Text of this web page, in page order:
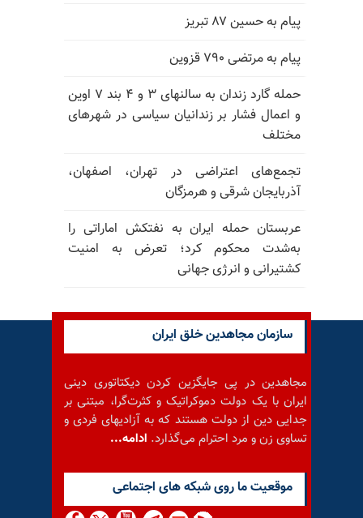
پیام به حسین ۸۷ تبریز
پیام به مرتضی ۷۹۰ قزوین
حمله گارد زندان به سالنهای ۳ و ۴ بند ۷ اوین
و اعمال فشار بر زندانیان سیاسی در شهرهای
مختلف
تجمع‌های اعتراضی در تهران، اصفهان،
آذربایجان شرقی و هرمزگان
عربستان حمله ایران به نفتکش اماراتی را
به‌شدت محکوم کرد؛ تعرض به امنیت
کشتیرانی و انرژی جهانی
سازمان مجاهدین خلق ایران
مجاهدین در پی جایگزین کردن دیکتاتوری دینی
ایران با یک دولت دموکراتیک و کثرت‌گرا، مبتنی بر
جدایی دین از دولت هستند که به آزادیهای فردی و
تساوی زن و مرد احترام می‌گذارد. ادامه...
موقعيت ما روى شبكه هاى اجتماعى